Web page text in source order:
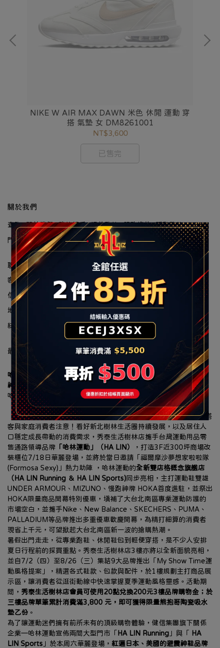
NIKE W AIR MAX DAWN 米色 休閒 運動 穿
搭 氣墊 女 DM8261001
NT$3,600
已售完
關於我們
查詢 關於我們 我的帳戶 退款政策 服務條款
隱私政策
門市據點
聯絡資訊
客服專線：(02)2929-8334
信箱：halin@halin.com.tw
地址：新北市汐止區大同路一段239號16-1
統一編號：90322663
最新消息
哈林運動進駐秀泰生活樹林店 7/18盛大開幕 多重優惠現省上千元
神牌HOKA、UA、MIZUNO 首發登場
哈林運動獨家總代理傳奇潮鞋 MINNETONKA
「小籠包、珍珠奶茶」聯名神鞋限量開搶、再送限定配色鞋帶
【2026 年7月16日，台北訊】大台北南區的慢跑愛好者、運動穿搭
客與家庭消費者注意！看好新北樹林生活圈持續發展，以及居住人
口穩定成長帶動的消費需求，秀泰生活樹林店攜手台灣運動用品零
售通路領導品牌 「哈林運動」（HA LIN）
，打造3F近300坪商場改
裝櫃位7/18日華麗登場，並將於當日邀請「福爾摩沙夢想家啦啦隊
(Formosa Sexy)」熱力助陣 ，哈林運動的全新雙店格概念旗艦店
（HA LIN Running ＆ HA LIN Sports)同步亮相，主打運動鞋雙雄
UNDER ARMOUR、MIZUNO、慢跑神牌 HOKA首度進駐，並祭出
HOKA限量商品開幕特別優惠，填補了大台北南區專業運動防護的
市場空白，並攜手Nike、New Balance、SKECHERS、PUMA、
PALLADIUM等品牌推出多重優惠歡慶開幕，為精打細算的消費者
現省上千元，可望掀起大台北南區新一波的搶購熱潮。
暑假出門走走，從專業跑鞋、休閒鞋包到輕便穿搭，是不少人安排
夏日行程前的採買重點。秀泰生活樹林店3樓亦將以全新面貌亮相，
並自7/2（四）至8/26（三）集結9大品牌推出「My Show Time運
動風格提案」，精選各式鞋款、包款與配件，於1樓規劃主打商品展
示區，讓消費者從逛街動線中快速掌握夏季運動風格靈感。活動期
間， 秀泰生活樹林店會員可使用20點兌換200元3樓品牌購物金；於
三樓品牌單筆累計消費滿3,800 元，即可獲得限量熊抱哥陶瓷吸水
墊乙份 。
為了讓運動迷們擁有前所未有的頂級購物體驗，健信集團旗下關係
企業—哈林運動宣佈兩間大型門市「
HA LIN Running 」與「
HA
LIN Sports 」於本周六華麗登場， 紅遍日本、美國的避震神鞋品牌